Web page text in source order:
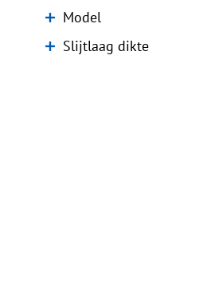
Model
Slijtlaag dikte